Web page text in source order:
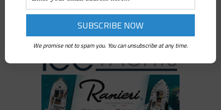
We promise not to spam you. You can unsubscribe at any time.